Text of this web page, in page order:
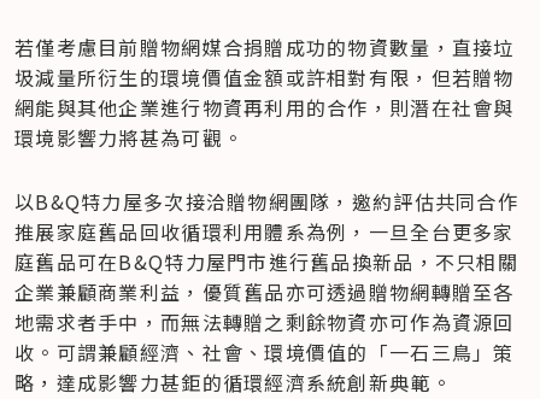
若僅考慮目前贈物網媒合捐贈成功的物資數量，直接垃
圾減量所衍生的環境價值金額或許相對有限，但若贈物
網能與其他企業進行物資再利用的合作，則潛在社會與
環境影響力將甚為可觀。
以B&Q特力屋多次接洽贈物網團隊，邀約評估共同合作
推展家庭舊品回收循環利用體系為例，一旦全台更多家
庭舊品可在B&Q特力屋門市進行舊品換新品，不只相關
企業兼顧商業利益，優質舊品亦可透過贈物網轉贈至各
地需求者手中，而無法轉贈之剩餘物資亦可作為資源回
收。可謂兼顧經濟、社會、環境價值的「一石三鳥」策
略，達成影響力甚鉅的循環經濟系統創新典範。